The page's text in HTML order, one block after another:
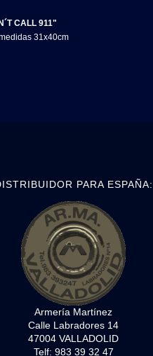
CALL 911"
31x40cm
PARA ESPAÑA:
Armería Martínez
Calle Labradores 14
47004 VALLADOLID
Telf: 983 39 32 47